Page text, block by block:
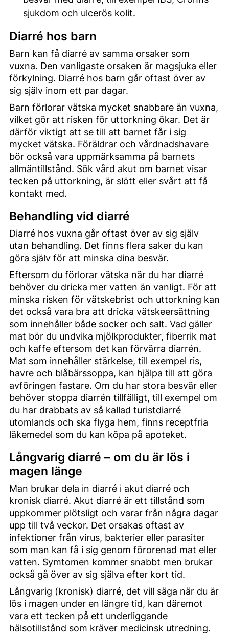
sjukdom och ulcerös kolit.
Diarré hos barn
Barn kan få diarré av samma orsaker som
vuxna. Den vanligaste orsaken är magsjuka eller
förkylning. Diarré hos barn går oftast över av
sig själv inom ett par dagar.
Barn förlorar vätska mycket snabbare än vuxna,
vilket gör att risken för uttorkning ökar. Det är
därför viktigt att se till att barnet får i sig
mycket vätska. Föräldrar och vårdnadshavare
bör också vara uppmärksamma på barnets
allmäntillstånd. Sök vård akut om barnet visar
tecken på uttorkning, är slött eller svårt att få
kontakt med.
Behandling vid diarré
Diarré hos vuxna går oftast över av sig själv
utan behandling. Det finns flera saker du kan
göra själv för att minska dina besvär.
Eftersom du förlorar vätska när du har diarré
behöver du dricka mer vatten än vanligt. För att
minska risken för vätskebrist och uttorkning kan
det också vara bra att dricka vätskeersättning
som innehåller både socker och salt. Vad gäller
mat bör du undvika mjölkprodukter, fiberrik mat
och kaffe eftersom det kan förvärra diarrén.
Mat som innehåller stärkelse, till exempel ris,
havre och blåbärssoppa, kan hjälpa till att göra
avföringen fastare. Om du har stora besvär eller
behöver stoppa diarrén tillfälligt, till exempel om
du har drabbats av så kallad turistdiarré
utomlands och ska flyga hem, finns receptfria
läkemedel som du kan köpa på apoteket.
Långvarig diarré – om du är lös i
magen länge
Man brukar dela in diarré i akut diarré och
kronisk diarré. Akut diarré är ett tillstånd som
uppkommer plötsligt och varar från några dagar
upp till två veckor. Det orsakas oftast av
infektioner från virus, bakterier eller parasiter
som man kan få i sig genom förorenad mat eller
vatten. Symtomen kommer snabbt men brukar
också gå över av sig själva efter kort tid.
Långvarig (kronisk) diarré, det vill säga när du är
lös i magen under en längre tid, kan däremot
vara ett tecken på ett underliggande
hälsotillstånd som kräver medicinsk utredning.